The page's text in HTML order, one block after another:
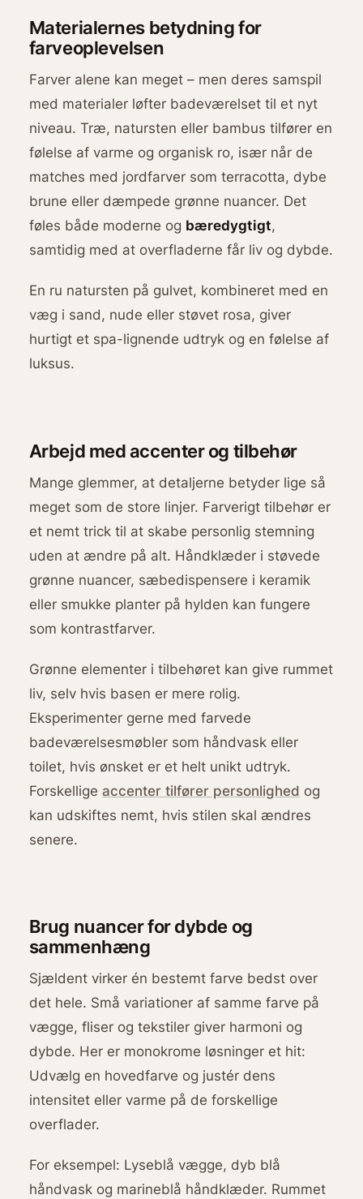
Materialernes betydning for
farveoplevelsen
Farver alene kan meget – men deres samspil
med materialer løfter badeværelset til et nyt
niveau. Træ, natursten eller bambus tilfører en
følelse af varme og organisk ro, især når de
matches med jordfarver som terracotta, dybe
brune eller dæmpede grønne nuancer. Det
føles både moderne og bæredygtigt,
samtidig med at overfladerne får liv og dybde.
En ru natursten på gulvet, kombineret med en
væg i sand, nude eller støvet rosa, giver
hurtigt et spa-lignende udtryk og en følelse af
luksus.
Arbejd med accenter og tilbehør
Mange glemmer, at detaljerne betyder lige så
meget som de store linjer. Farverigt tilbehør er
et nemt trick til at skabe personlig stemning
uden at ændre på alt. Håndklæder i støvede
grønne nuancer, sæbedispensere i keramik
eller smukke planter på hylden kan fungere
som kontrastfarver.
Grønne elementer i tilbehøret kan give rummet
liv, selv hvis basen er mere rolig.
Eksperimenter gerne med farvede
badeværelsesmøbler som håndvask eller
toilet, hvis ønsket er et helt unikt udtryk.
Forskellige accenter tilfører personlighed og
kan udskiftes nemt, hvis stilen skal ændres
senere.
Brug nuancer for dybde og
sammenhæng
Sjældent virker én bestemt farve bedst over
det hele. Små variationer af samme farve på
vægge, fliser og tekstiler giver harmoni og
dybde. Her er monokrome løsninger et hit:
Udvælg en hovedfarve og justér dens
intensitet eller varme på de forskellige
overflader.
For eksempel: Lyseblå vægge, dyb blå
håndvask og marineblå håndklæder. Rummet